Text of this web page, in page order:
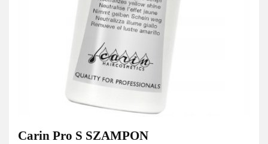
Carin Pro S SZAMPON